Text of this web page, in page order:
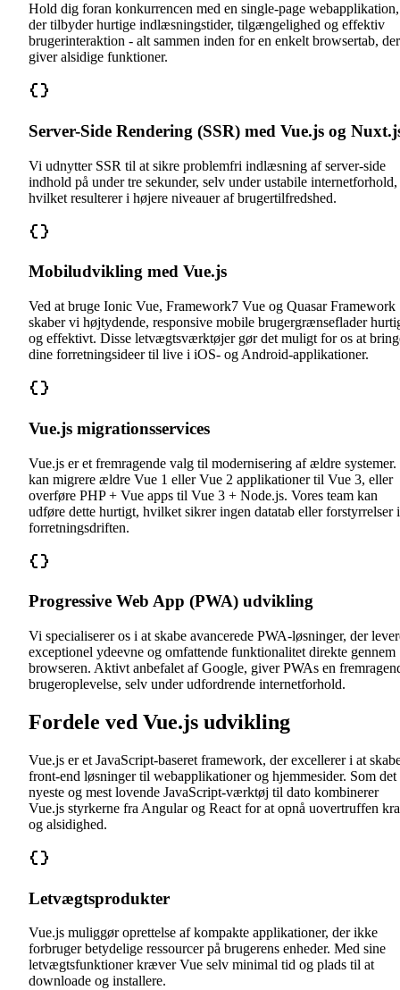
Hold dig foran konkurrencen med en single-page webapplikation,
der tilbyder hurtige indlæsningstider, tilgængelighed og effektiv
brugerinteraktion - alt sammen inden for en enkelt browsertab, der
giver alsidige funktioner.
Server-Side Rendering (SSR) med Vue.js og
Vi udnytter SSR til at sikre problemfri indlæsning af server-side
indhold på under tre sekunder, selv under ustabile internetforhold,
hvilket resulterer i højere niveauer af brugertilfredshed.
Mobiludvikling med Vue.js
Ved at bruge Ionic Vue, Framework7 Vue og Quasar Framework
skaber vi højtydende, responsive mobile brugergrænseflader
og effektivt. Disse letvægtsværktøjer gør det muligt for os at
dine forretningsideer til live i iOS- og Android-applikationer.
Vue.js migrationsservices
Vue.js er et fremragende valg til modernisering af ældre
kan migrere ældre Vue 1 eller Vue 2 applikationer til Vue 3, eller
overføre PHP + Vue apps til Vue 3 + Node.js. Vores team kan
udføre dette hurtigt, hvilket sikrer ingen datatab eller forstyrrelser i
forretningsdriften.
Progressive Web App (PWA) udvikling
Vi specialiserer os i at skabe avancerede PWA-løsninger, der
exceptionel ydeevne og omfattende funktionalitet direkte gennem
browseren. Aktivt anbefalet af Google, giver PWAs en
brugeroplevelse, selv under udfordrende internetforhold.
Fordele ved Vue.js udvikling
Vue.js er et JavaScript-baseret framework, der excellerer i at
front-end løsninger til webapplikationer og hjemmesider. Som det
nyeste og mest lovende JavaScript-værktøj til dato kombinerer
Vue.js styrkerne fra Angular og React for at opnå uovertruffen
og alsidighed.
Letvægtsprodukter
Vue.js muliggør oprettelse af kompakte applikationer, der ikke
forbruger betydelige ressourcer på brugerens enheder. Med sine
letvægtsfunktioner kræver Vue selv minimal tid og plads til at
downloade og installere.